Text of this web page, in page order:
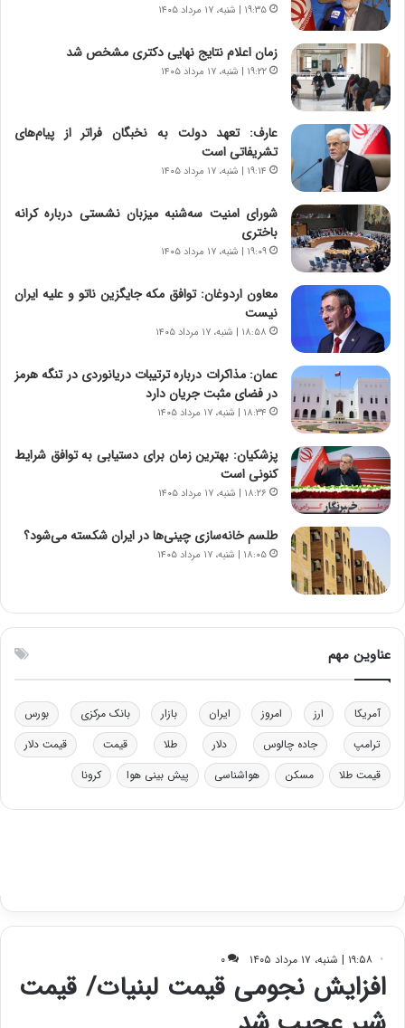
۱۹:۳۵ | شنبه، ۱۷ مرداد ۱۴۰۵
زمان اعلام نتایج نهایی دکتری مشخص شد
۱۹:۲۲ | شنبه، ۱۷ مرداد ۱۴۰۵
عارف: تعهد دولت به نخبگان فراتر از پیام‎‌های
تشریفاتی است
۱۹:۱۴ | شنبه، ۱۷ مرداد ۱۴۰۵
شورای امنیت سه‌شنبه میزبان نشستی درباره کرانه
باختری
۱۹:۰۹ | شنبه، ۱۷ مرداد ۱۴۰۵
معاون اردوغان: توافق مکه جایگزین ناتو و علیه ایران
نیست
۱۸:۵۸ | شنبه، ۱۷ مرداد ۱۴۰۵
عمان: مذاکرات درباره ترتیبات دریانوردی در تنگه هرمز
در فضای مثبت جریان دارد
۱۸:۳۴ | شنبه، ۱۷ مرداد ۱۴۰۵
پزشکیان‌: بهترین زمان برای دستیابی به توافق شرایط
کنونی است
۱۸:۲۶ | شنبه، ۱۷ مرداد ۱۴۰۵
طلسم خانه‌سازی چینی‌ها در ایران شکسته می‌شود؟
۱۸:۰۵ | شنبه، ۱۷ مرداد ۱۴۰۵
عناوین مهم
آمریکا ارز امروز ایران بازار بانک مرکزی
بورس
ترامپ
جاده چالوس دلار طلا قیمت
قیمت دلار
قیمت طلا
مسکن هواشناسی پیش بینی هوا کرونا